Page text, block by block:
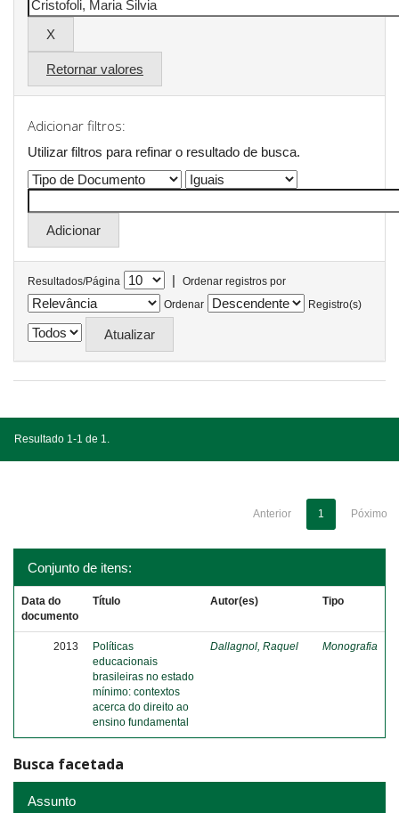
Retornar valores
Adicionar filtros:
Utilizar filtros para refinar o resultado de busca.
Resultados/Página |
Ordenar registros por
Ordenar
Registro(s)
Resultado 1-1 de 1.
Anterior 1 Póximo
Conjunto de itens:
Data do
documento
Título Autor(es) Tipo
2013
Políticas
educacionais
brasileiras no estado
mínimo: contextos
acerca do direito ao
ensino fundamental
Dallagnol, Raquel Monografia
Busca facetada
Assunto